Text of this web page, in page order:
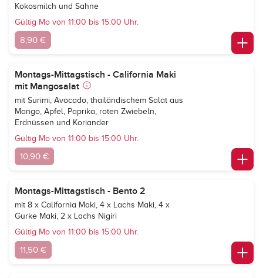
Kokosmilch und Sahne
Gültig Mo von 11:00 bis 15:00 Uhr.
8,90 €
Montags-Mittagstisch - California Maki
mit Mangosalat
mit Surimi, Avocado, thailändischem Salat aus
Mango, Apfel, Paprika, roten Zwiebeln,
Erdnüssen und Koriander
Gültig Mo von 11:00 bis 15:00 Uhr.
10,90 €
Montags-Mittagstisch - Bento 2
mit 8 x California Maki, 4 x Lachs Maki, 4 x
Gurke Maki, 2 x Lachs Nigiri
Gültig Mo von 11:00 bis 15:00 Uhr.
11,50 €